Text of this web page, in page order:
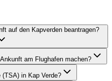
auf den Kapverden beantragen?
am Flughafen machen?
in Kap Verde?